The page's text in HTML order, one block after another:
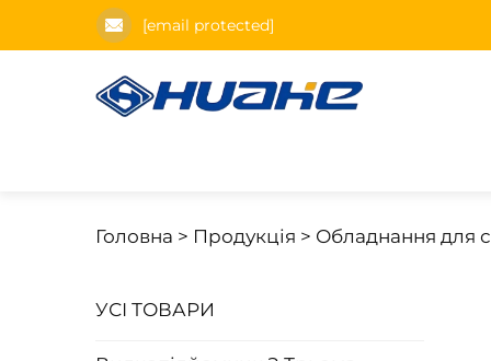
[email protected]
Головна > Продукція > Обладнання для
УСІ ТОВАРИ